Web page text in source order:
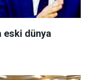
eski dünya